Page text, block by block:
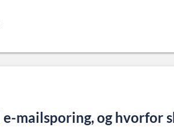
mailsporing, og hvorfor